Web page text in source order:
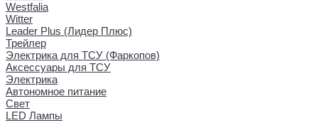
Westfalia
Witter
Leader Plus (Лидер Плюс)
Трейлер
Электрика для ТСУ (Фаркопов)
Аксессуары для ТСУ
Электрика
Автономное питание
Свет
LED Лампы